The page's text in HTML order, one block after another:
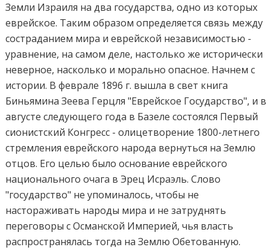
Земли Израиля на два государства, одно из которых
еврейское. Таким образом определяется связь между
состраданием мира и еврейской независимостью -
уравнение, на самом деле, настолько же исторически
неверное, насколько и морально опасное. Начнем с
истории. В феврале 1896 г. вышла в свет книга
Биньямина Зеева Герцля "Еврейское Государство", и в
августе следующего года в Базеле состоялся Первый
сионистский Конгресс - олицетворение 1800-летнего
стремления еврейского народа вернуться на Землю
отцов. Его целью было основание еврейского
национального очага в Эрец Исраэль. Слово
"государство" не упоминалось, чтобы не
настораживать народы мира и не затруднять
переговоры с Османской Империей, чья власть
распространялась тогда на Землю Обетованную.